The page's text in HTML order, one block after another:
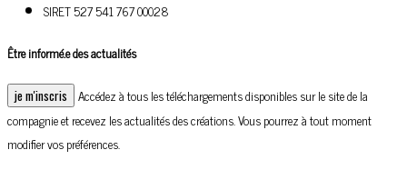
SIRET 527 541 767 00028
Être informé.e des actualités
Accédez à tous les téléchargements disponibles sur le site de la
compagnie et recevez les actualités des créations. Vous pourrez à tout moment
modifier vos préférences.